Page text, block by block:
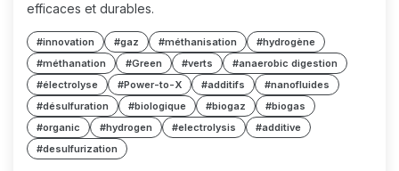
efficaces et durables.
#innovation #gaz #méthanisation
#hydrogène
#méthanation
#Green #verts
#anaerobic digestion
#électrolyse
#Power-to-X #additifs
#nanofluides
#désulfuration
#biologique #biogaz
#biogas
#organic
#hydrogen #electrolysis
#additive
#desulfurization